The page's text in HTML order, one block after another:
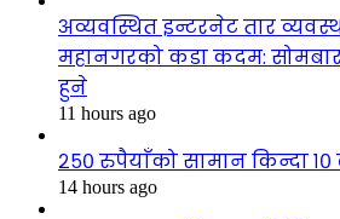
अव्यवस्थित इन्टरनेट तार
महानगरको कडा कदम:
हुने
11 hours ago
२५० रुपैयाँको सामान किन्दा
14 hours ago